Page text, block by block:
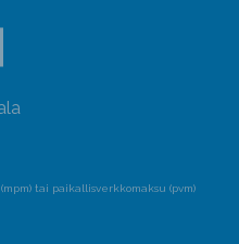
tai paikallisverkkomaksu (pvm)